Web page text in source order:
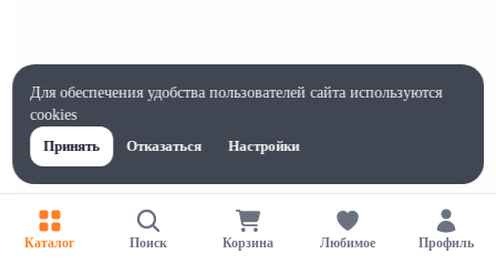
Характеристики
Каталог Поиск Корзина Любимое Профиль
Для обеспечения удобства пользователей сайта используются
cookies
Принять
Отказаться Настройки